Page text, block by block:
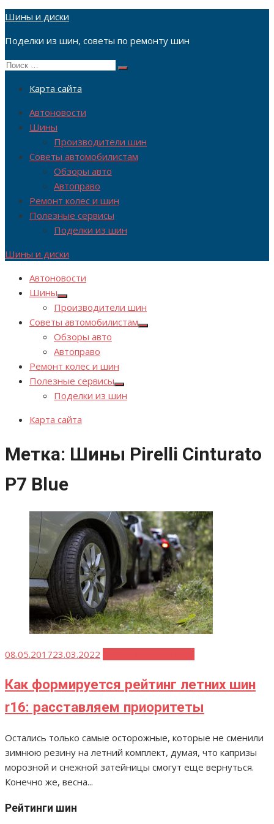
Перейти
содержимому
Шины и диски
Поделки из шин, советы по ремонту шин
Поиск
Поиск
Карта сайта
Автоновости
Шины
Производители шин
Советы автомобилистам
Обзоры авто
Автоправо
Ремонт колес и шин
Полезные сервисы
Поделки из шин
Шины и диски
Автоновости
Шины
Показывать
подменю
Производители шин
Советы автомобилистам
Показывать
Обзоры авто
Автоправо
Ремонт колес и шин
Полезные сервисы
Показывать
подменю
Поделки из шин
Карта сайта
Метка: Шины Pirelli Cinturato
P7 Blue
Опубликовано
08.05.201723.03.2022
Как формируется рейтинг летних шин
r16: расставляем приоритеты
Остались только самые осторожные, которые не сменили
зимнюю резину на летний комплект, думая, что капризы
морозной и снежной затейницы смогут еще вернуться.
Конечно же, весна...
Рейтинги шин